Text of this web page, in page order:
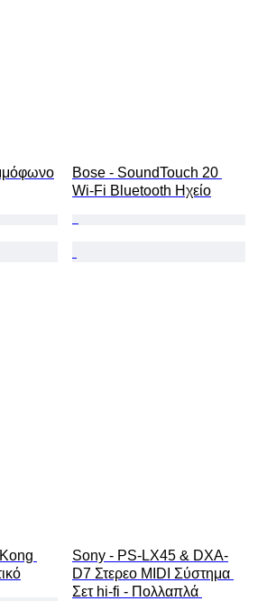
Bose - SoundTouch 20
Wi‑Fi Bluetooth Ηχείο
Sony - PS-LX45 & DXA-
D7 Στερεο MIDI Σύστημα
Σετ hi-fi - Πολλαπλά